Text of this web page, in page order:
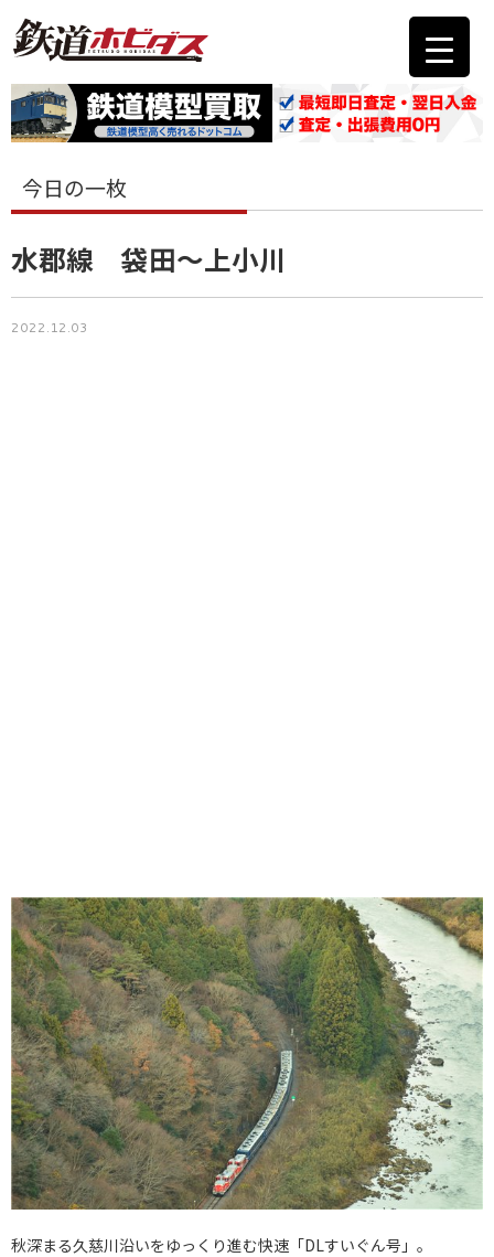
今日の一枚
水郡線 袋田～上小川
2022.12.03
秋深まる久慈川沿いをゆっくり進む快速「DLすいぐん号」。